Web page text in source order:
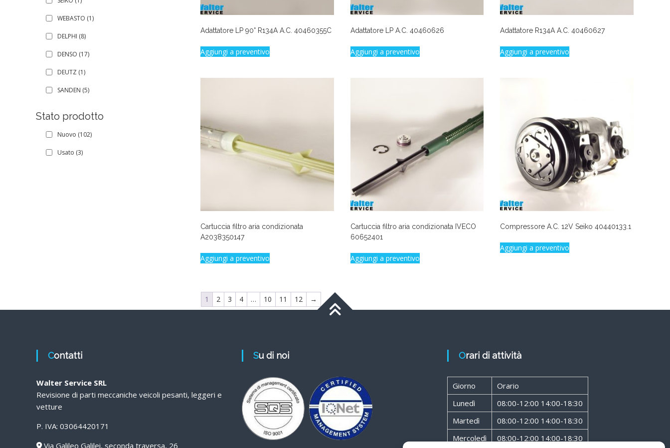
Adattatore LP 90° R134A A.C. 40460355C
Aggiungi a preventivo
Adattatore LP A.C. 40460626
Aggiungi a preventivo
Adattatore R134A A.C. 40460627
Aggiungi a preventivo
Cartuccia filtro aria condizionata
A2038350147
Aggiungi a preventivo
Cartuccia filtro aria condizionata IVECO
60652401
Aggiungi a preventivo
Compressore A.C. 12V Seiko 40440133.1
Aggiungi a preventivo
1 2 3 4 … 10 11 12 →
WEBASTO (1)
DELPHI (8)
DENSO (17)
DEUTZ (1)
SANDEN (5)
Stato prodotto
Nuovo (102)
Usato (3)
Contatti
Walter Service SRL
Revisione di parti meccaniche veicoli pesanti, leggeri e
vetture
P. IVA: 03064420171
Via Galileo Galilei, seconda traversa, 26
Su di noi Orari di attività
Giorno
Orario
Lunedì
08:00-12:00 14:00-18:30
Martedì
08:00-12:00 14:00-18:30
Mercoledì
08:00-12:00 14:00-18:30